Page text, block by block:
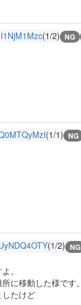
I1NjM1Mzc(1/2) NG
(1/1) NG
(1/2) NG
。
に移動した様です。
たけど